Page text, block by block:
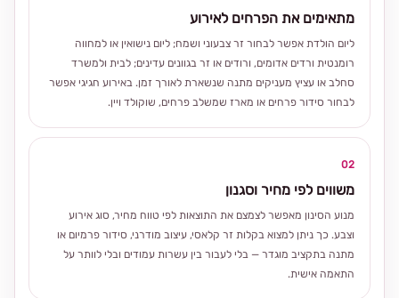
מתאימים את הפרחים לאירוע
ליום הולדת אפשר לבחור זר צבעוני ושמח; ליום נישואין או למחווה
רומנטית ורדים אדומים, ורודים או זר בגוונים עדינים; לבית ולמשרד
סחלב או עציץ מעניקים מתנה שנשארת לאורך זמן. באירוע חגיגי אפשר
לבחור סידור פרחים או מארז שמשלב פרחים, שוקולד ויין.
02
משווים לפי מחיר וסגנון
מנוע הסינון מאפשר לצמצם את התוצאות לפי טווח מחיר, סוג אירוע
וצבע. כך ניתן למצוא בקלות זר קלאסי, עיצוב מודרני, סידור פרמיום או
מתנה בתקציב מוגדר — בלי לעבור בין עשרות עמודים ובלי לוותר על
התאמה אישית.